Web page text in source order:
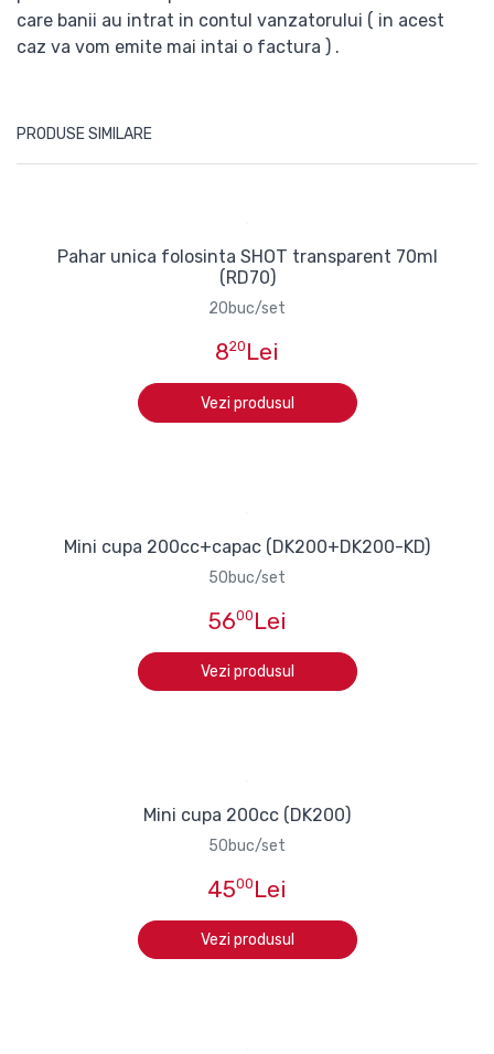
care banii au intrat in contul vanzatorului ( in acest
caz va vom emite mai intai o factura ) .
PRODUSE SIMILARE
Pahar unica folosinta SHOT transparent 70ml
(RD70)
20buc/set
820 Lei
Vezi produsul
Mini cupa 200cc+capac (DK200+DK200-KD)
50buc/set
5600 Lei
Vezi produsul
Mini cupa 200cc (DK200)
50buc/set
4500 Lei
Vezi produsul